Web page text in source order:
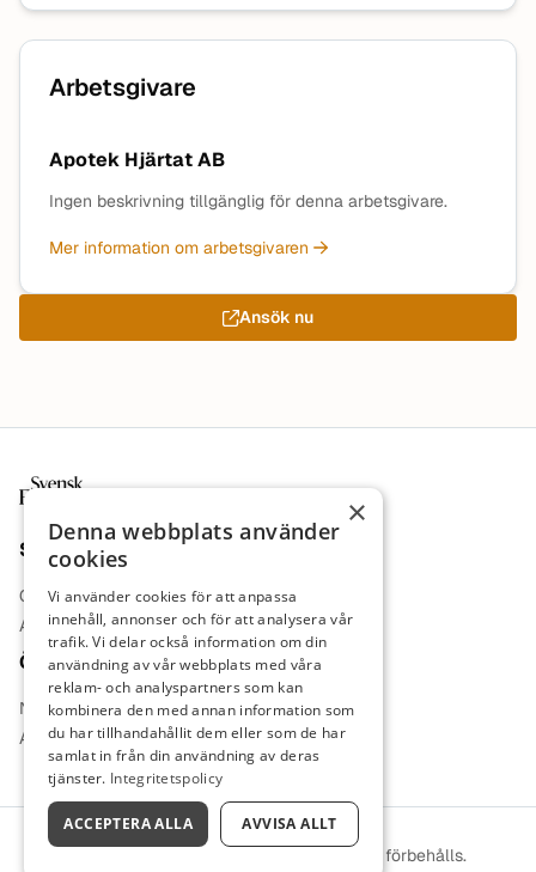
Arbetsgivare
Apotek Hjärtat AB
Ingen beskrivning tillgänglig för denna arbetsgivare.
Mer information om arbetsgivaren
Ansök nu
Sajt
Om oss
Annonsera
Övrigt
Nyheter
Arbetsgivare
© 2026 Svensk farmaci. Alla rättigheter förbehålls.
×
Denna webbplats använder
cookies
Vi använder cookies för att anpassa
innehåll, annonser och för att analysera vår
trafik. Vi delar också information om din
användning av vår webbplats med våra
reklam- och analyspartners som kan
kombinera den med annan information som
du har tillhandahållit dem eller som de har
samlat in från din användning av deras
tjänster. Integritetspolicy
ACCEPTERA ALLA AVVISA ALLT